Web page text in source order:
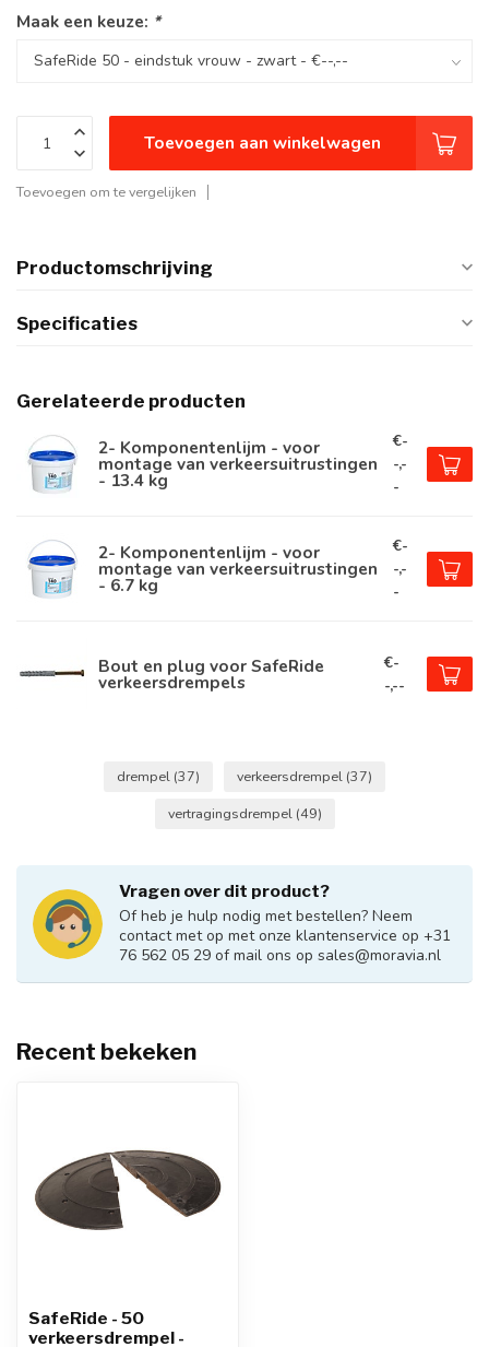
Maak een keuze: *
Toevoegen aan winkelwagen
Toevoegen om te vergelijken
Productomschrijving
Specificaties
Gerelateerde producten
2- Komponentenlijm - voor
montage van verkeersuitrustingen
- 13.4 kg
€-
-,-
-
2- Komponentenlijm - voor
montage van verkeersuitrustingen
- 6.7 kg
€-
-,-
-
Bout en plug voor SafeRide
verkeersdrempels
€-
-,--
drempel (37) verkeersdrempel (37)
vertragingsdrempel (49)
Vragen over dit product?
Of heb je hulp nodig met bestellen? Neem
contact met op met onze klantenservice op +31
76 562 05 29 of mail ons op sales@moravia.nl
Recent bekeken
SafeRide - 50
verkeersdrempel -